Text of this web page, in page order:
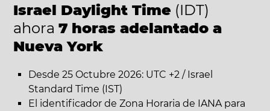
Israel Daylight Time (IDT)
ahora 7 horas adelantado a
Nueva York
Desde 25 Octubre 2026: UTC +2 / Israel
Standard Time (IST)
El identificador de Zona Horaria de IANA para